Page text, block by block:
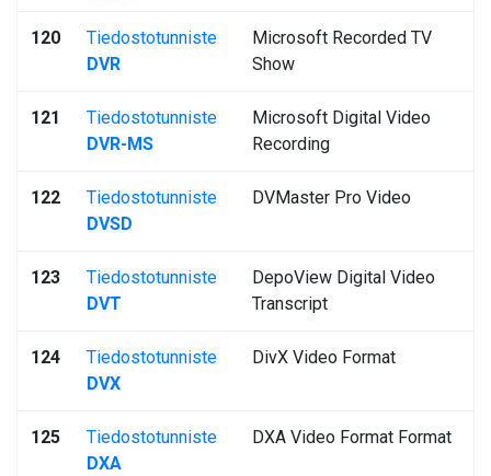
120
Tiedostotunniste
DVR
Microsoft Recorded TV
Show
121
Tiedostotunniste
DVR-MS
Microsoft Digital Video
Recording
122
Tiedostotunniste
DVSD
DVMaster Pro Video
123
Tiedostotunniste
DVT
DepoView Digital Video
Transcript
124
Tiedostotunniste
DVX
DivX Video Format
125
Tiedostotunniste
DXA
DXA Video Format Format